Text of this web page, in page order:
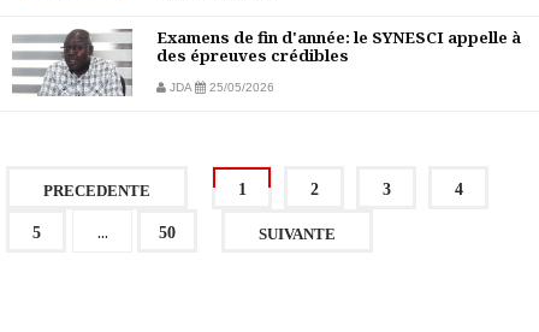
Examens de fin d'année: le SYNESCI appelle à
des épreuves crédibles
JDA 25/05/2026
PRECEDENTE 1 2 3 4
5 ... 50 SUIVANTE